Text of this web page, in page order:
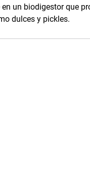
un biodigestor que
dulces y pickles.